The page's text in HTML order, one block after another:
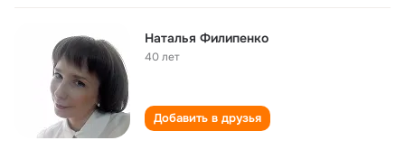
Наталья Филипенко
40 лет
Добавить в друзья